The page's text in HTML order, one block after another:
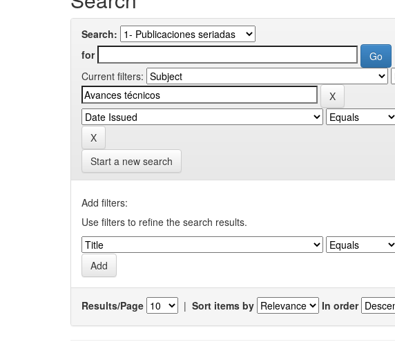
Search:
for
Current filters:
Start a new search
Add filters:
Use filters to refine the search results.
Results/Page | Sort items by In order